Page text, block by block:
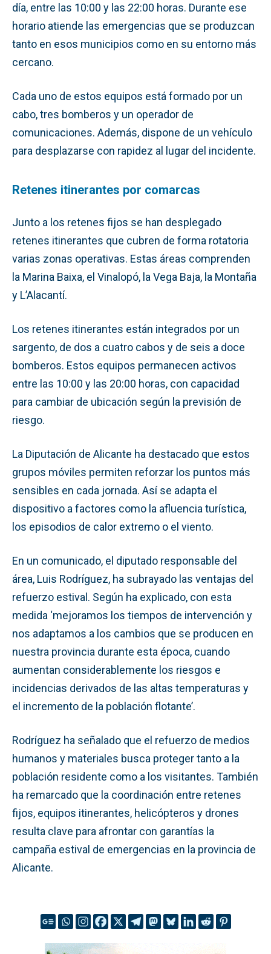
día, entre las 10:00 y las 22:00 horas. Durante ese
horario atiende las emergencias que se produzcan
tanto en esos municipios como en su entorno más
cercano.
Cada uno de estos equipos está formado por un
cabo, tres bomberos y un operador de
comunicaciones. Además, dispone de un vehículo
para desplazarse con rapidez al lugar del incidente.
Retenes itinerantes por comarcas
Junto a los retenes fijos se han desplegado
retenes itinerantes que cubren de forma rotatoria
varias zonas operativas. Estas áreas comprenden
la Marina Baixa, el Vinalopó, la Vega Baja, la Montaña
y L’Alacantí.
Los retenes itinerantes están integrados por un
sargento, de dos a cuatro cabos y de seis a doce
bomberos. Estos equipos permanecen activos
entre las 10:00 y las 20:00 horas, con capacidad
para cambiar de ubicación según la previsión de
riesgo.
La Diputación de Alicante ha destacado que estos
grupos móviles permiten reforzar los puntos más
sensibles en cada jornada. Así se adapta el
dispositivo a factores como la afluencia turística,
los episodios de calor extremo o el viento.
En un comunicado, el diputado responsable del
área, Luis Rodríguez, ha subrayado las ventajas del
refuerzo estival. Según ha explicado, con esta
medida ‘mejoramos los tiempos de intervención y
nos adaptamos a los cambios que se producen en
nuestra provincia durante esta época, cuando
aumentan considerablemente los riesgos e
incidencias derivados de las altas temperaturas y
el incremento de la población flotante’.
Rodríguez ha señalado que el refuerzo de medios
humanos y materiales busca proteger tanto a la
población residente como a los visitantes. También
ha remarcado que la coordinación entre retenes
fijos, equipos itinerantes, helicópteros y drones
resulta clave para afrontar con garantías la
campaña estival de emergencias en la provincia de
Alicante.